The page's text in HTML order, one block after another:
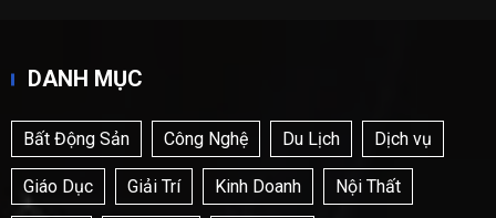
DANH MỤC
Bất Động Sản Công Nghệ Du Lịch Dịch vụ
Giáo Dục Giải Trí Kinh Doanh Nội Thất